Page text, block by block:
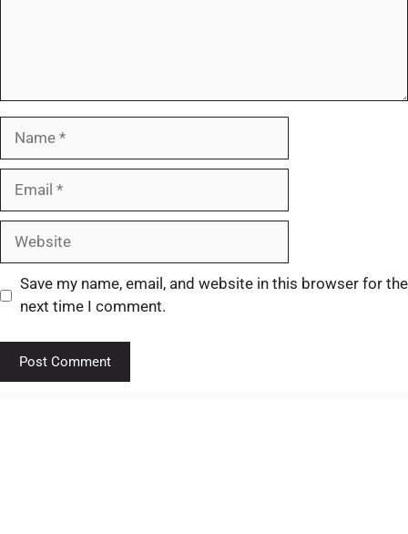
Save my name, email, and website in this browser for the
next time I comment.